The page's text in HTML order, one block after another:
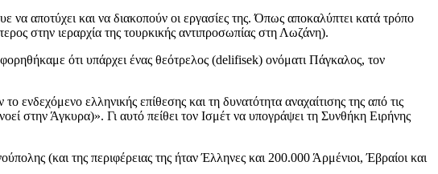
αποτύχει και να διακοπούν οι εργασίες της. Όπως αποκαλύπτει κατά τρόπο
στην ιεραρχία της τουρκικής αντιπροσωπίας στη Λωζάνη).
ότι υπάρχει ένας θεότρελος (delifisek) ονόματι Πάγκαλος, τον
ενδεχόμενο ελληνικής επίθεσης και τη δυνατότητα αναχαίτισης της από τις
στην Άγκυρα)». Γι αυτό πείθει τον Ισμέτ να υπογράψει τη Συνθήκη Ειρήνης
(και της περιφέρειας της ήταν Έλληνες και 200.000 Άρμένιοι, Έβραίοι και